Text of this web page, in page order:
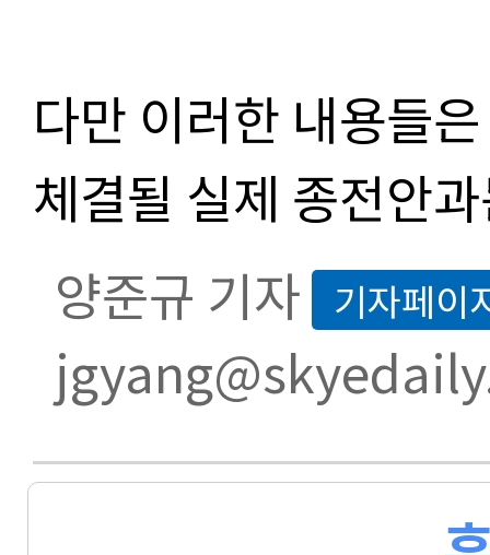
다만 이러한 내용들
체결될 실제 종전안
양준규 기자 기자페이